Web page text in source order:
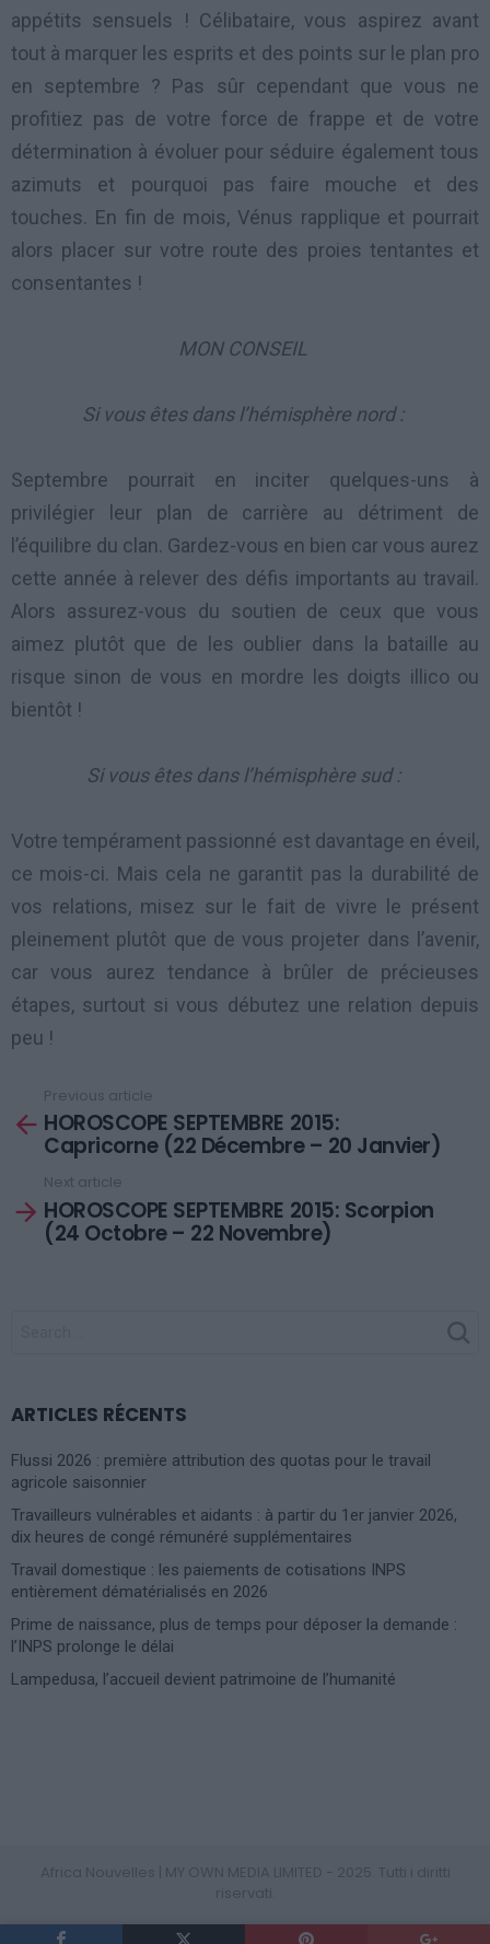
appétits sensuels ! Célibataire, vous aspirez avant
tout à marquer les esprits et des points sur le plan pro
en septembre ? Pas sûr cependant que vous ne
profitiez pas de votre force de frappe et de votre
détermination à évoluer pour séduire également tous
azimuts et pourquoi pas faire mouche et des
touches. En fin de mois, Vénus rapplique et pourrait
alors placer sur votre route des proies tentantes et
consentantes !
MON CONSEIL
Si vous êtes dans l’hémisphère nord :
Septembre pourrait en inciter quelques-uns à
privilégier leur plan de carrière au détriment de
l’équilibre du clan. Gardez-vous en bien car vous aurez
cette année à relever des défis importants au travail.
Alors assurez-vous du soutien de ceux que vous
aimez plutôt que de les oublier dans la bataille au
risque sinon de vous en mordre les doigts illico ou
bientôt !
Si vous êtes dans l’hémisphère sud :
Votre tempérament passionné est davantage en éveil,
ce mois-ci. Mais cela ne garantit pas la durabilité de
vos relations, misez sur le fait de vivre le présent
pleinement plutôt que de vous projeter dans l’avenir,
car vous aurez tendance à brûler de précieuses
étapes, surtout si vous débutez une relation depuis
peu !
more
Previous article
HOROSCOPE SEPTEMBRE 2015:
Capricorne (22 Décembre – 20 Janvier)
Next article
HOROSCOPE SEPTEMBRE 2015: Scorpion
(24 Octobre – 22 Novembre)
ARTICLES RÉCENTS
Flussi 2026 : première attribution des quotas pour le travail
agricole saisonnier
Travailleurs vulnérables et aidants : à partir du 1er janvier 2026,
dix heures de congé rémunéré supplémentaires
Travail domestique : les paiements de cotisations INPS
entièrement dématérialisés en 2026
Prime de naissance, plus de temps pour déposer la demande :
l’INPS prolonge le délai
Lampedusa, l’accueil devient patrimoine de l’humanité
PRIVACY POLICY